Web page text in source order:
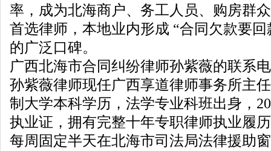
率，成为北海商户、务工人员、购房群
首选律师，本地业内形成 “合同欠款要
的广泛口碑。
广西北海市合同纠纷律师孙紫薇的联系
孙紫薇律师现任广西享道律师事务所主
制大学本科学历，法学专业科班出身，
执业证，拥有完整十年专职律师执业履
每周固定半天在北海市司法局法律援助